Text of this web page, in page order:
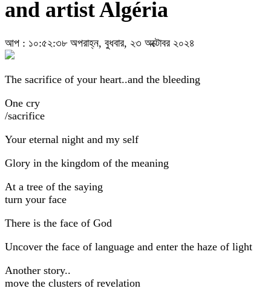
and artist Algéria
আপ : ১০:৫২:৩৮ অপরাহ্ন, বুধবার, ২৩ অক্টোবর ২০২৪
The sacrifice of your heart..and the bleeding
One cry
/sacrifice
Your eternal night and my self
Glory in the kingdom of the meaning
At a tree of the saying
turn your face
There is the face of God
Uncover the face of language and enter the haze of light
Another story..
move the clusters of revelation